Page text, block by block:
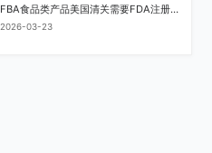
FBA食品类产品美国清关需要FDA注册吗？
2026-03-23